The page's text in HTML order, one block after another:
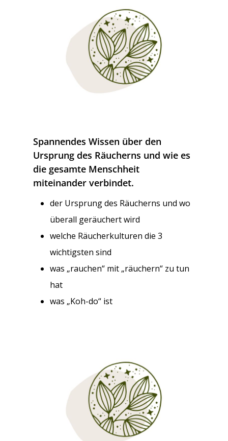
Spannendes Wissen über den
Ursprung des Räucherns und wie es
die gesamte Menschheit
miteinander verbindet.
der Ursprung des Räucherns und wo
überall geräuchert wird
welche Räucherkulturen die 3
wichtigsten sind
was „rauchen“ mit „räuchern“ zu tun
hat
was „Koh-do“ ist